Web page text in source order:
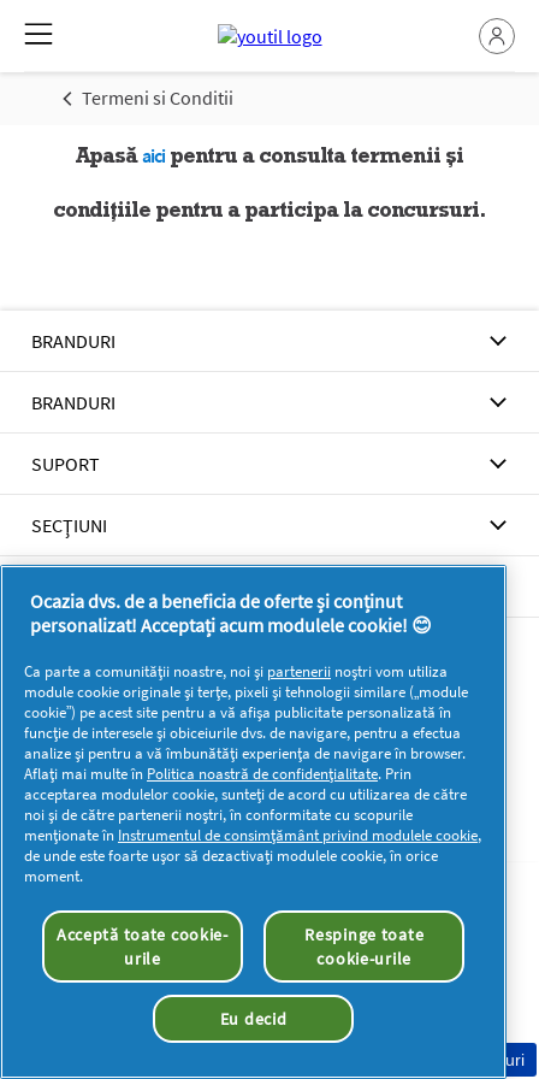
Termeni si Conditii
Apasăaicipentru a consulta termenii și
condițiile pentru a participa la concursuri.
BRANDURI
BRANDURI
SUPORT
SECŢIUNI
DOCUMENTE LEGALE DETERGENTI SA
Mai multă inspirație
Drepturi de autor © 2026 P&G. Toate drepturile rezervate
Consimțământ Cookie-uri
Ocazia dvs. de a beneficia de oferte și conținut
personalizat! Acceptați acum modulele cookie! 😊
Ca parte a comunității noastre, noi și partenerii noștri vom utiliza
module cookie originale și terțe, pixeli și tehnologii similare („module
cookie”) pe acest site pentru a vă afișa publicitate personalizată în
funcție de interesele și obiceiurile dvs. de navigare, pentru a efectua
analize și pentru a vă îmbunătăți experiența de navigare în browser.
Aflați mai multe în Politica noastră de confidențialitate. Prin
acceptarea modulelor cookie, sunteți de acord cu utilizarea de către
noi și de către partenerii noștri, în conformitate cu scopurile
menționate în Instrumentul de consimțământ privind modulele cookie,
de unde este foarte ușor să dezactivați modulele cookie, în orice
moment.
Acceptă toate cookie-
urile
Respinge toate
cookie-urile
Eu decid